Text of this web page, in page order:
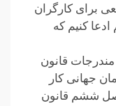
برای کارگران
ادعا کنیم که
مندرجات قانون
جهانی کار
ششم قانون